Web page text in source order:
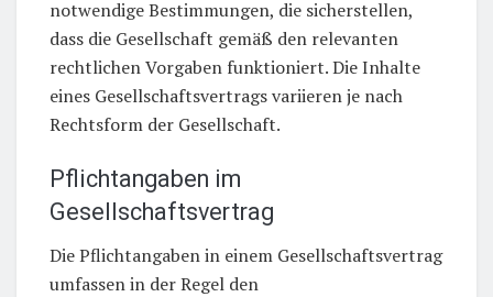
notwendige Bestimmungen, die sicherstellen,
dass die Gesellschaft gemäß den relevanten
rechtlichen Vorgaben funktioniert. Die Inhalte
eines Gesellschaftsvertrags variieren je nach
Rechtsform der Gesellschaft.
Pflichtangaben im
Gesellschaftsvertrag
Die Pflichtangaben in einem Gesellschaftsvertrag
umfassen in der Regel den